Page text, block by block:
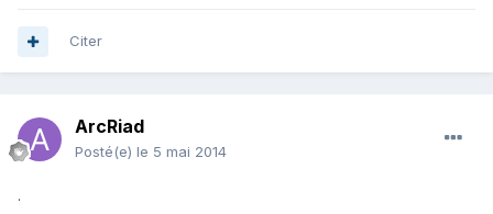
Citer
ArcRiad
Posté(e) le 5 mai 2014
.